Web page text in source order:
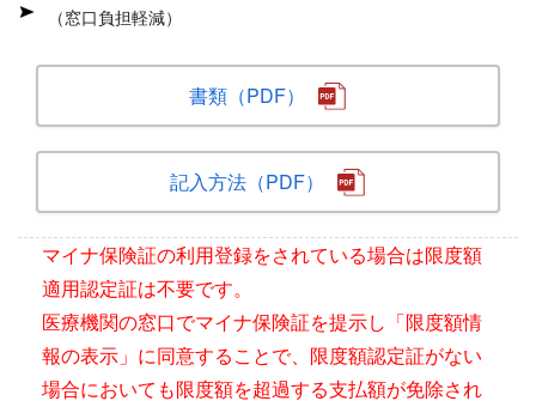
（窓口負担軽減）
書類（PDF）
記入方法（PDF）
マイナ保険証の利用登録をされている場合は限度額
適用認定証は不要です。
医療機関の窓口でマイナ保険証を提示し「限度額情
報の表示」に同意することで、限度額認定証がない
場合においても限度額を超過する支払額が免除され